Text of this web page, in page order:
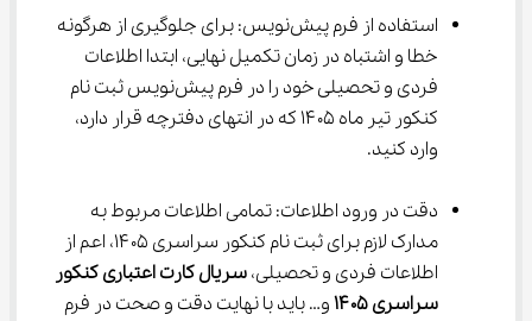
استفاده از فرم پیش‌نویس: برای جلوگیری از هرگونه
خطا و اشتباه در زمان تکمیل نهایی، ابتدا اطلاعات
فردی و تحصیلی خود را در فرم پیش‌نویس ثبت نام
کنکور تیر ماه ۱۴۰۵ که در انتهای دفترچه قرار دارد،
وارد کنید.
دقت در ورود اطلاعات: تمامی اطلاعات مربوط به
مدارک لازم برای ثبت نام کنکور سراسری ۱۴۰۵، اعم از
اطلاعات فردی و تحصیلی، سریال کارت اعتباری کنکور
سراسری ۱۴۰۵
و… باید با نهایت دقت و صحت در فرم